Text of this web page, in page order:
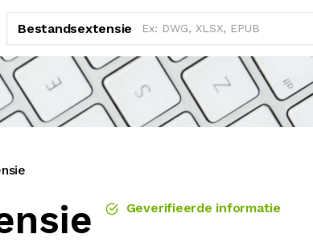
Bestandsextensie
Geverifieerde informatie